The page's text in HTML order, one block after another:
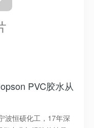
管道设计的强
是关键！告别松动、渗